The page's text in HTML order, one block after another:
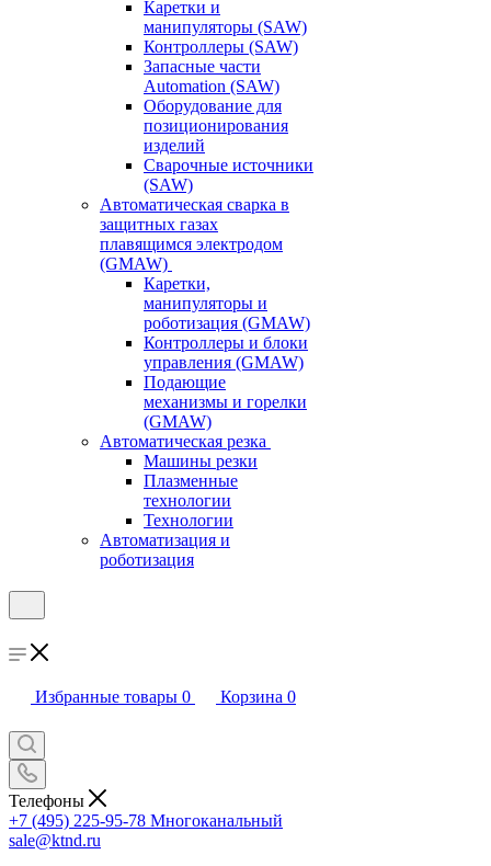
Каретки и
манипуляторы (SAW)
Контроллеры (SAW)
Запасные части
Automation (SAW)
Оборудование для
позиционирования
изделий
Сварочные источники
(SAW)
Автоматическая сварка в
защитных газах
плавящимся электродом
(GMAW)
Каретки,
манипуляторы и
роботизация (GMAW)
Контроллеры и блоки
управления (GMAW)
Подающие
механизмы и горелки
(GMAW)
Автоматическая резка
Машины резки
Плазменные
технологии
Технологии
Автоматизация и
роботизация
Избранные товары 0 Корзина 0
Телефоны
+7 (495) 225-95-78 Многоканальный
sale@ktnd.ru